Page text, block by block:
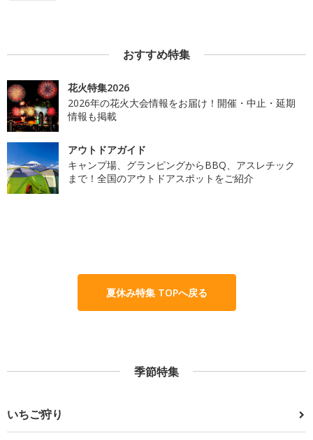
おすすめ特集
花火特集2026
2026年の花火大会情報をお届け！開催・中止・延期
情報も掲載
アウトドアガイド
キャンプ場、グランピングからBBQ、アスレチック
まで！全国のアウトドアスポットをご紹介
夏休み特集 TOPへ戻る
季節特集
いちご狩り